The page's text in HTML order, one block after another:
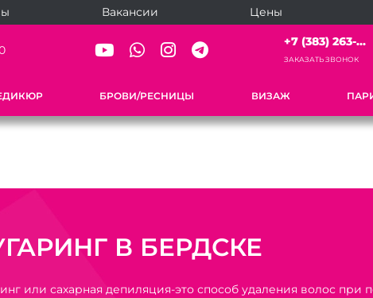
Вакансии Цены
+7 (383) 263-...
ЗАКАЗАТЬ ЗВОНОК
БРОВИ/РЕСНИЦЫ ВИЗАЖ
В БЕРДСКЕ
или сахарная депиляция-это способ удаления волос при